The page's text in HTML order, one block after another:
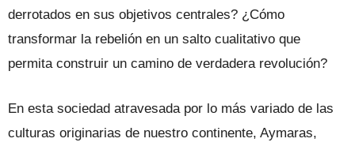
derrotados en sus objetivos centrales? ¿Cómo
transformar la rebelión en un salto cualitativo que
permita construir un camino de verdadera revolución?
En esta sociedad atravesada por lo más variado de las
culturas originarias de nuestro continente, Aymaras,